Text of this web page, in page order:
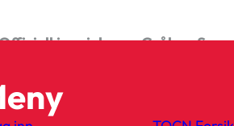
innvielse av Grålum